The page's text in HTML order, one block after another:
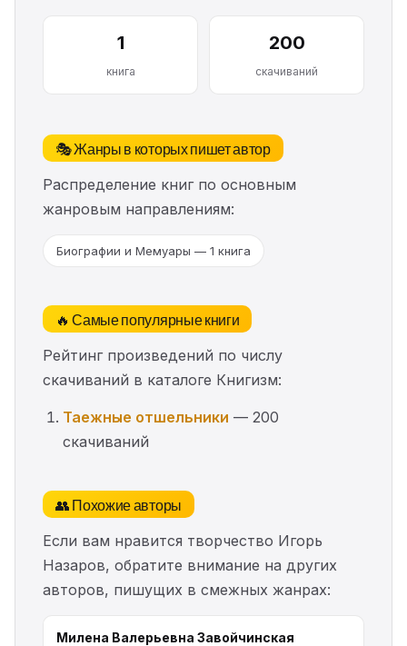
1
книга
200
скачиваний
🎭 Жанры в которых пишет автор
Распределение книг по основным
жанровым направлениям:
Биографии и Мемуары — 1 книга
🔥 Самые популярные книги
Рейтинг произведений по числу
скачиваний в каталоге Книгизм:
Таежные отшельники — 200
скачиваний
👥 Похожие авторы
Если вам нравится творчество Игорь
Назаров, обратите внимание на других
авторов, пишущих в смежных жанрах:
Милена Валерьевна Завойчинская